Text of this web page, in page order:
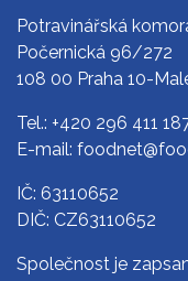
Potravinářská
Počernická 96/272
108 00 Praha 10-
Tel.: +420 296 411
E-mail:
IČ: 63110652
DIČ: CZ63110652
Společnost je